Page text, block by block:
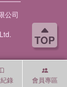
TOP
錄 會員專區
公司